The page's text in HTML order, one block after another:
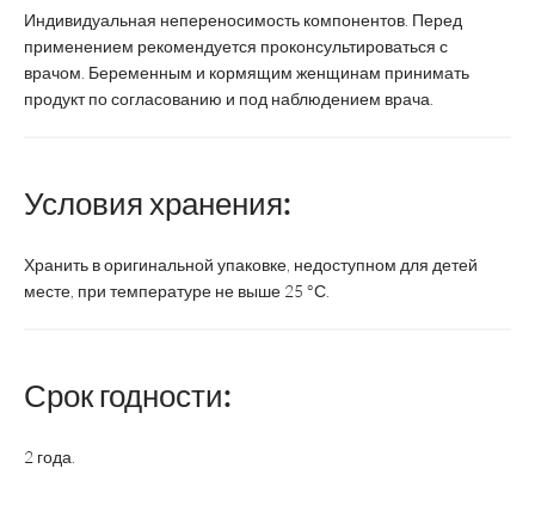
Форма выпуска таблетки
Суточная доза 1 капсула
Возрастная
Состав:
Индивидуальная непереносимость компонентов. Перед
применением рекомендуется проконсультироваться с
врачом. Беременным и кормящим женщинам принимать
продукт по согласованию и под наблюдением врача.
Условия хранения:
Хранить в оригинальной упаковке, недоступном для детей
месте, при температуре не выше 25 °С.
Срок годности:
2 года.